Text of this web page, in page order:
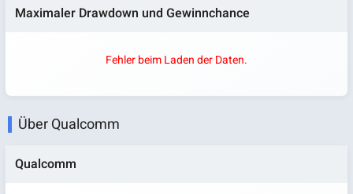
Maximaler Drawdown und Gewinnchance
Fehler beim Laden der Daten.
Über Qualcomm
Qualcomm